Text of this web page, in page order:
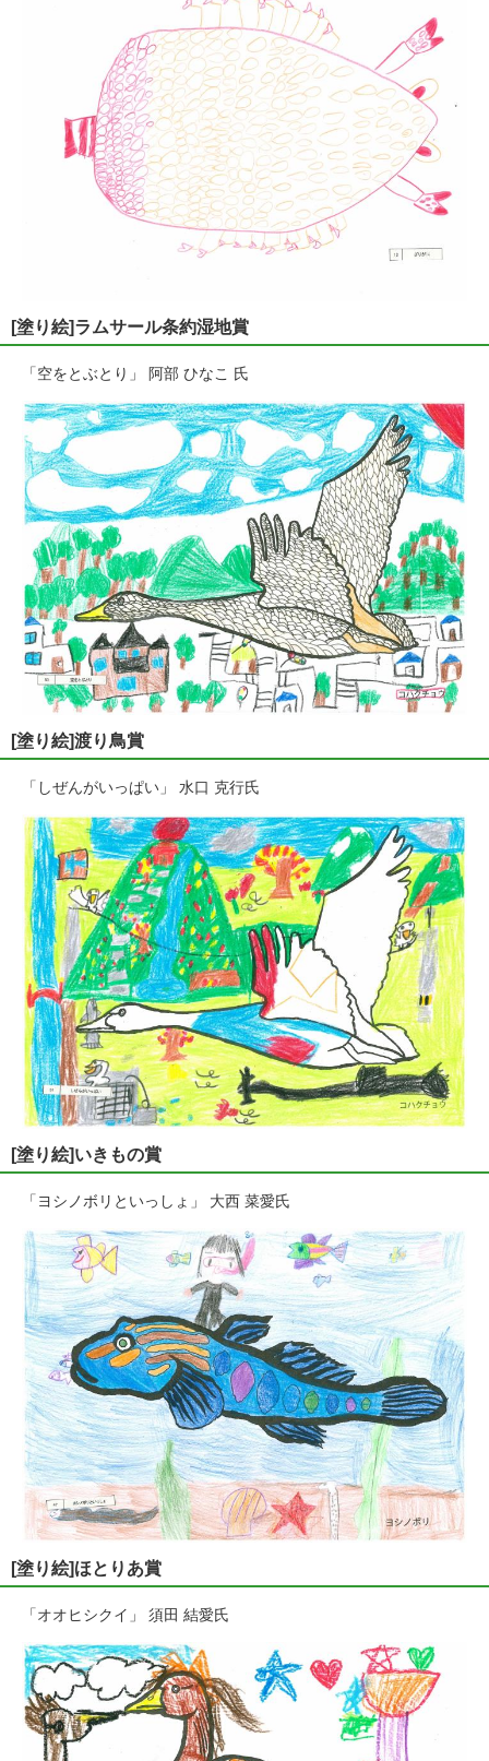
[塗り絵]ラムサール条約湿地賞
「空をとぶとり」 阿部 ひなこ 氏
[塗り絵]渡り鳥賞
「しぜんがいっぱい」 水口 克行氏
[塗り絵]いきもの賞
「ヨシノボリといっしょ」 大西 菜愛氏
[塗り絵]ほとりあ賞
「オオヒシクイ」 須田 結愛氏